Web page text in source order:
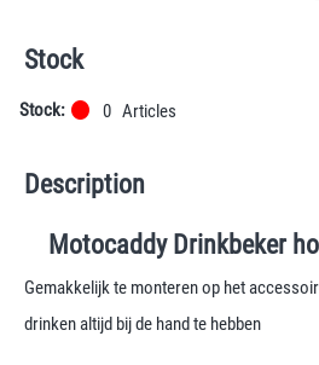
Stock
Stock: 0 Articles
Description
Motocaddy Drinkbeker
Gemakkelijk te monteren op het
drinken altijd bij de hand te hebben